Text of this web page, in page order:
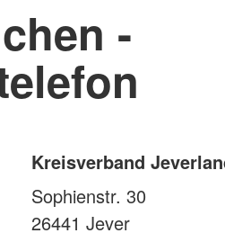
-
Kreisverband
Sophienstr. 30
26441 Jever